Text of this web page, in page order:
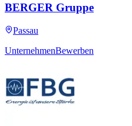
BERGER Gruppe
Passau
UnternehmenBewerben